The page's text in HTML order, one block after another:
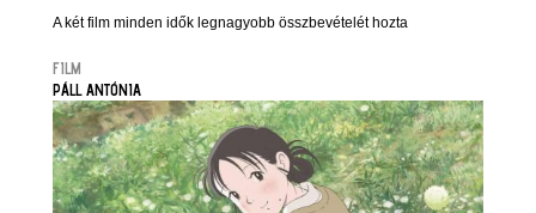
A két film minden idők legnagyobb összbevételét hozta
FILM
PÁLL ANTÓNIA